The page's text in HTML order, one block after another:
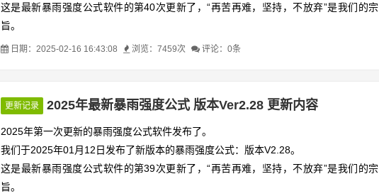
这是最新暴雨强度公式软件的第40次更新了，“再苦再难，坚持，不放弃”是我们的宗
旨。
这次主要更新了六安市暴雨强度公式，枝江市暴雨强度公式，苏州2025暴雨强度公
日期：2025-02-16 16:43:08 浏览：7459次 评论：0条
更新记录 2025年最新暴雨强度公式 版本Ver2.28 更新内容
2025年第一次更新的暴雨强度公式软件发布了。
我们于2025年01月12日发布了新版本的暴雨强度公式：版本V2.28。
这是最新暴雨强度公式软件的第39次更新了，“再苦再难，坚持，不放弃”是我们的宗
旨。